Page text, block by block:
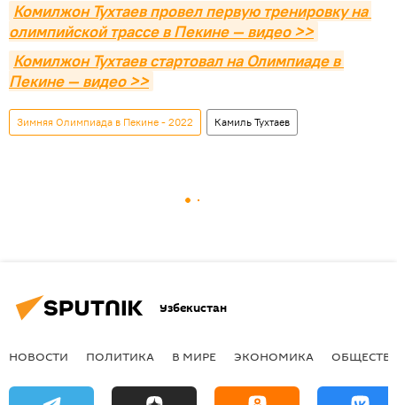
Комилжон Тухтаев провел первую тренировку на
олимпийской трассе в Пекине — видео >>
Комилжон Тухтаев стартовал на Олимпиаде в
Пекине — видео >>
Зимняя Олимпиада в Пекине - 2022 Камиль Тухтаев
Узбекистан
НОВОСТИ ПОЛИТИКА В МИРЕ ЭКОНОМИКА